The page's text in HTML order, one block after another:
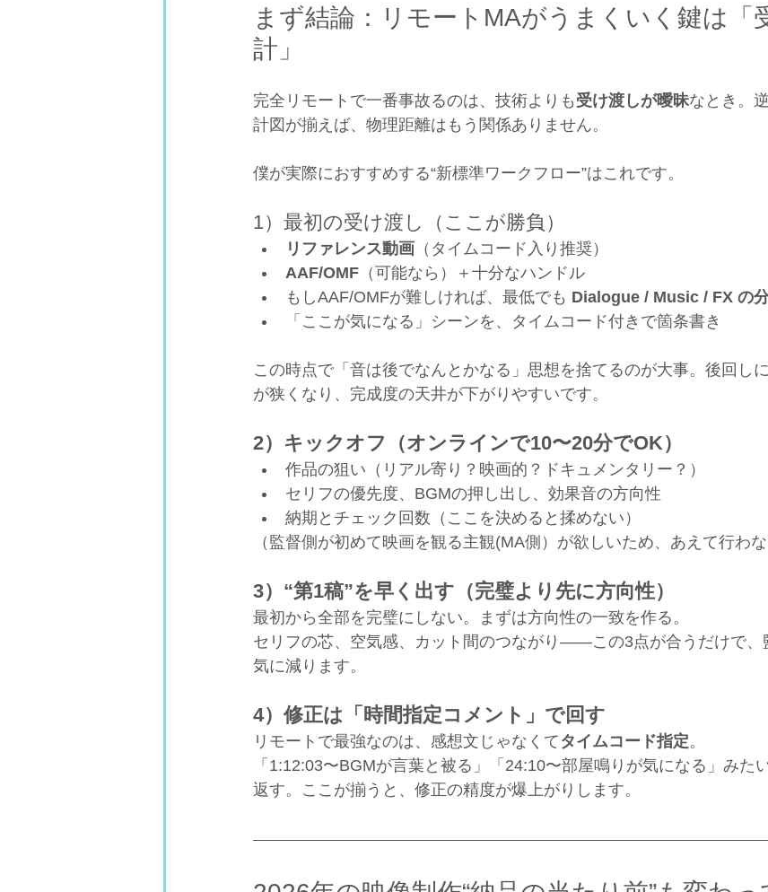
まず結論：リモートMAがうまくいく鍵は「
計」
完全リモートで一番事故るのは、技術よりも 受け渡しが曖昧なとき。
計図が揃えば、物理距離はもう関係ありません。
僕が実際におすすめする“新標準ワークフロー”はこれです。
1）最初の受け渡し（ここが勝負）
リファレンス動画 （タイムコード入り推奨）
AAF/OMF （可能なら）＋十分なハンドル
もしAAF/OMFが難しければ、最低でも Dialogue / Music / FX の分
「ここが気になる」シーンを、タイムコード付きで箇条書き
この時点で「音は後でなんとかなる」思想を捨てるのが大事。後回し
が狭くなり、完成度の天井が下がりやすいです。
2）キックオフ（オンラインで10〜20分でOK）
作品の狙い（リアル寄り？映画的？ドキュメンタリー？）
セリフの優先度、BGMの押し出し、効果音の方向性
納期とチェック回数（ここを決めると揉めない）
（監督側が初めて映画を観る主観(MA側）が欲しいため、あえて行わな
3）“第1稿”を早く出す（完璧より先に方向性）
最初から全部を完璧にしない。まずは方向性の一致を作る。
セリフの芯、空気感、カット間のつながり——この3点が合うだけで、
気に減ります。
4）修正は「時間指定コメント」で回す
リモートで最強なのは、感想文じゃなくて タイムコード指定。
「1:12:03〜BGMが言葉と被る」「24:10〜部屋鳴りが気になる」みた
返す。ここが揃うと、修正の精度が爆上がりします。